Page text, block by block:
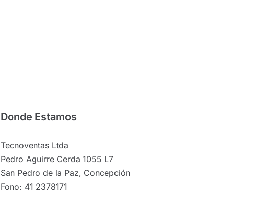
Donde Estamos
Tecnoventas Ltda
Pedro Aguirre Cerda 1055 L7
San Pedro de la Paz, Concepción
Fono: 41 2378171